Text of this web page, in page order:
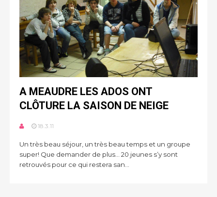
A MEAUDRE LES ADOS ONT
CLÔTURE LA SAISON DE NEIGE
18.3.11
Un très beau séjour, un très beau temps et un groupe
super! Que demander de plus... 20 jeunes s’y sont
retrouvés pour ce qui restera san...